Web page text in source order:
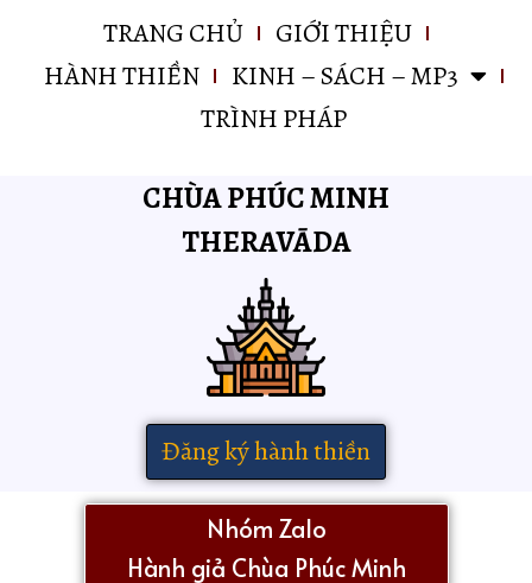
TRANG CHỦ
GIỚI THIỆU
HÀNH THIỀN
KINH – SÁCH – MP3
TRÌNH PHÁP
CHÙA PHÚC MINH
THERAVĀDA
Đăng ký hành thiền
Nhóm Zalo
Hành giả Chùa Phúc Minh